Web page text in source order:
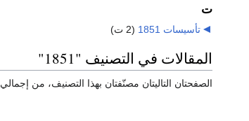
ت
تأسيسات 1851 (2 ت)
المقالات في التصنيف "1851"
الصفحتان التاليتان مصنّفتان بهذا التصنيف، من إجمالي 2.